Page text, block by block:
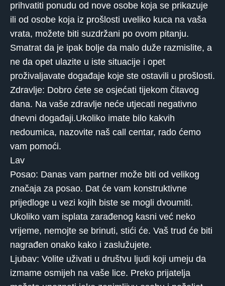
prihvatiti ponudu od nove osobe koja se prikazuje
ili od osobe koja iz prošlosti uveliko kuca na vaša
vrata, možete biti suzdržani po ovom pitanju.
Smatrat da je ipak bolje da malo duže razmislite, a
ne da opet ulazite u iste situacije i opet
proživaljavate događaje koje ste ostavili u prošlosti.
Zdravlje: Dobro ćete se osjećati tijekom čitavog
dana. Na vaše zdravlje neće utjecati negativno
dnevni događaji.Ukoliko imate bilo kakvih
nedoumica, nazovite naš call centar, rado ćemo
vam pomoći.
Lav
Posao: Danas vam partner može biti od velikog
značaja za posao. Dat će vam konstruktivne
prijedloge u vezi kojih biste se mogli dvoumiti.
Ukoliko vam isplata zarađenog kasni već neko
vrijeme, nemojte se brinuti, stići će. Vaš trud će biti
nagrađen onako kako i zaslužujete.
Ljubav: Volite uživati ​​u društvu ljudi koji umeju da
izmame osmijeh na vaše lice. Preko prijatelja